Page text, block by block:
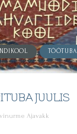
TÖÖTUBA
JUULIS
Ajavakk